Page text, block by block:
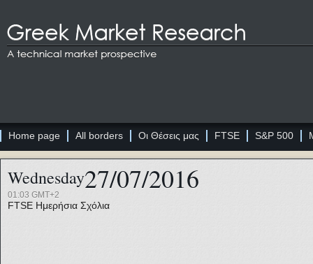
Home page All borders Οι Θέσεις μας FTSE S&P 500
Wednesday27/07/2016
01:03 GMT+2
FTSE Ημερήσια Σχόλια